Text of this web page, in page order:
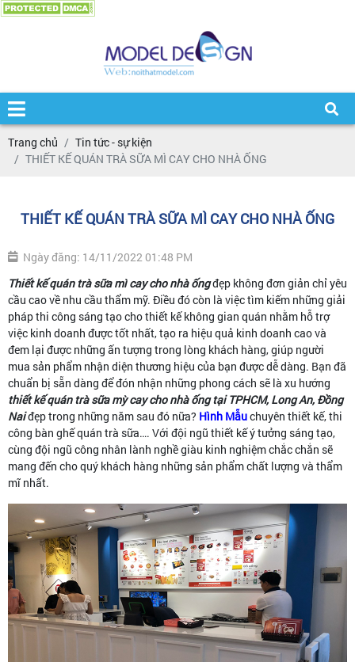
Trang chủ
Tin tức - sự kiện
THIẾT KẾ QUÁN TRÀ SỮA MÌ CAY CHO NHÀ ỐNG
THIẾT KẾ QUÁN TRÀ SỮA MÌ CAY CHO NHÀ ỐNG
Ngày đăng: 14/11/2022 01:48 PM
Thiết kế quán trà sữa mì cay cho nhà ốngđẹp không đơn giản chỉ yêu
cầu cao về nhu cầu thẩm mỹ. Điều đó còn là việc tìm kiếm những giải
pháp thi công sáng tạo cho thiết kế không gian quán nhằm hỗ trợ
việc kinh doanh được tốt nhất, tạo ra hiệu quả kinh doanh cao và
đem lại được những ấn tượng trong lòng khách hàng, giúp người
mua sản phẩm nhận diện thương hiệu của bạn được dễ dàng. Bạn đã
chuẩn bị sẵn dàng để đón nhận những phong cách sẽ là xu hướng
thiết kế quán trà sữa mỳ cay cho nhà ống tại TPHCM, Long An, Đồng
Naiđẹp trong những năm sau đó nữa? Hình Mẫuchuyên thiết kế, thi
công bàn ghế quán trà sữa…. Với đội ngũ thiết kế ý tưởng sáng tạo,
cùng đội ngũ công nhân lành nghề giàu kinh nghiệm chắc chắn sẽ
mang đến cho quý khách hàng những sản phẩm chất lượng và thẩm
mĩ nhất.